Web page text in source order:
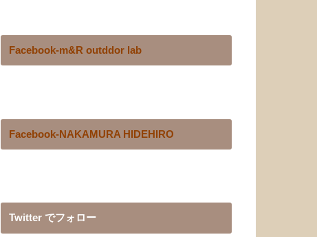
Facebook-m&R outddor lab
Facebook-NAKAMURA HIDEHIRO
Twitter でフォロー